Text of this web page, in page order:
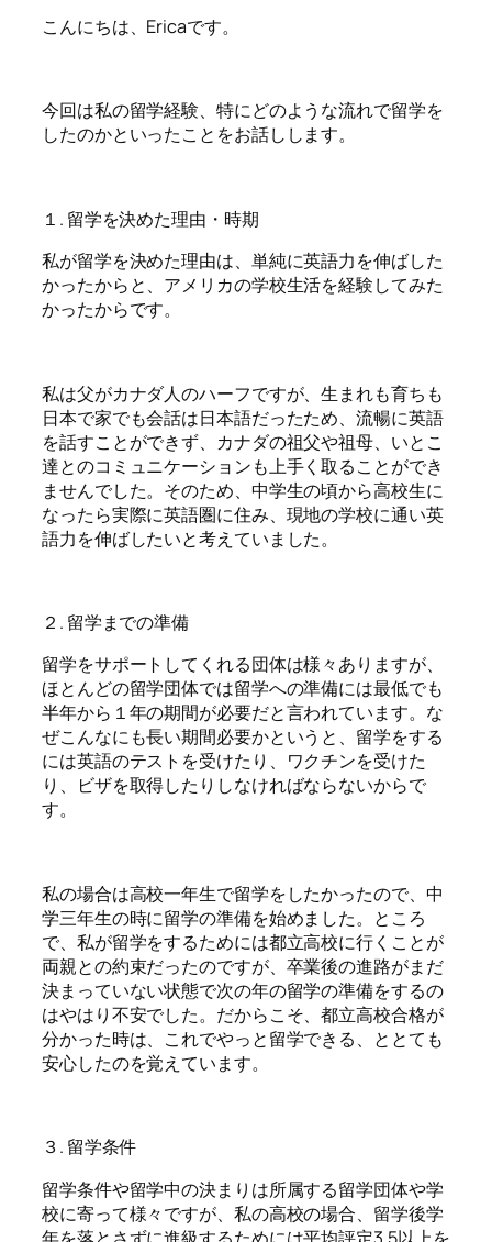
こんにちは、Ericaです。
今回は私の留学経験、特にどのような流れで留学を
したのかといったことをお話しします。
１. 留学を決めた理由・時期
私が留学を決めた理由は、単純に英語力を伸ばした
かったからと、アメリカの学校生活を経験してみた
かったからです。
私は父がカナダ人のハーフですが、生まれも育ちも
日本で家でも会話は日本語だったため、流暢に英語
を話すことができず、カナダの祖父や祖母、いとこ
達とのコミュニケーションも上手く取ることができ
ませんでした。そのため、中学生の頃から高校生に
なったら実際に英語圏に住み、現地の学校に通い英
語力を伸ばしたいと考えていました。
２. 留学までの準備
留学をサポートしてくれる団体は様々ありますが、
ほとんどの留学団体では留学への準備には最低でも
半年から１年の期間が必要だと言われています。な
ぜこんなにも長い期間必要かというと、留学をする
には英語のテストを受けたり、ワクチンを受けた
り、ビザを取得したりしなければならないからで
す。
私の場合は高校一年生で留学をしたかったので、中
学三年生の時に留学の準備を始めました。ところ
で、私が留学をするためには都立高校に行くことが
両親との約束だったのですが、卒業後の進路がまだ
決まっていない状態で次の年の留学の準備をするの
はやはり不安でした。だからこそ、都立高校合格が
分かった時は、これでやっと留学できる、ととても
安心したのを覚えています。
３. 留学条件
留学条件や留学中の決まりは所属する留学団体や学
校に寄って様々ですが、私の高校の場合、留学後学